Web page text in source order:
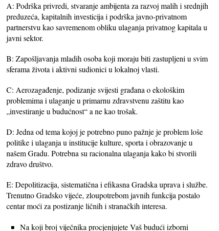
A: Podrška privredi, stvaranje ambijenta za razvoj malih i srednjih
preduzeća, kapitalnih investicija i podrška javno-privatnom
partnerstvu kao savremenom obliku ulaganja privatnog kapitala u
javni sektor.
B: Zapošljavanja mladih osoba koji moraju biti zastupljeni u svim
sferama života i aktivni sudionici u lokalnoj vlasti.
C: Aerozagađenje, podizanje svijesti građana o ekološkim
problemima i ulaganje u primarnu zdravstvenu zaštitu kao
„investiranje u budućnost“ a ne kao trošak.
D: Jedna od tema kojoj je potrebno puno pažnje je problem loše
politike i ulaganja u institucije kulture, sporta i obrazovanje u
našem Gradu. Potrebna su racionalna ulaganja kako bi stvorili
zdravo društvo.
E: Depolitizacija, sistematična i efikasna Gradska uprava i službe.
Trenutno Gradsko vijeće, zloupotrebom javnih funkcija postalo
centar moći za postizanje ličnih i stranačkih interesa.
Na koji broj viječnika procjenjujete Vaš budući izborni